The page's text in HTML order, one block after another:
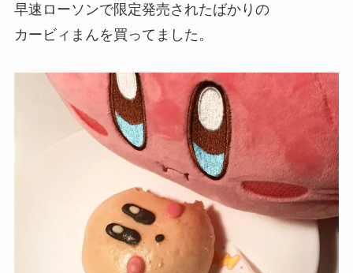
早速ローソンで限定発売されたばかりの
カービィまんを買ってました。